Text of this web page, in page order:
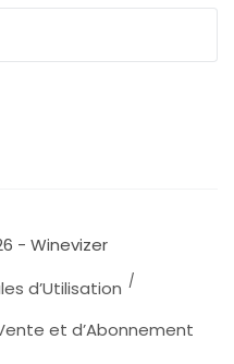
- Winevizer
d’Utilisation
et d’Abonnement